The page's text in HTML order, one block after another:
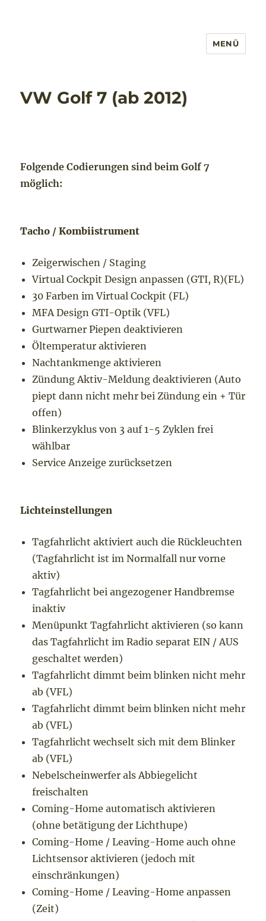
MENÜ
VW Golf 7 (ab 2012)
Folgende Codierungen sind beim Golf 7
möglich:
Tacho / Kombiistrument
Zeigerwischen / Staging
Virtual Cockpit Design anpassen (GTI, R)(FL)
30 Farben im Virtual Cockpit (FL)
MFA Design GTI-Optik (VFL)
Gurtwarner Piepen deaktivieren
Öltemperatur aktivieren
Nachtankmenge aktivieren
Zündung Aktiv-Meldung deaktivieren (Auto
piept dann nicht mehr bei Zündung ein + Tür
offen)
Blinkerzyklus von 3 auf 1-5 Zyklen frei
wählbar
Service Anzeige zurücksetzen
Lichteinstellungen
Tagfahrlicht aktiviert auch die Rückleuchten
(Tagfahrlicht ist im Normalfall nur vorne
aktiv)
Tagfahrlicht bei angezogener Handbremse
inaktiv
Menüpunkt Tagfahrlicht aktivieren (so kann
das Tagfahrlicht im Radio separat EIN / AUS
geschaltet werden)
Tagfahrlicht dimmt beim blinken nicht mehr
ab (VFL)
Tagfahrlicht dimmt beim blinken nicht mehr
ab (VFL)
Tagfahrlicht wechselt sich mit dem Blinker
ab (VFL)
Nebelscheinwerfer als Abbiegelicht
freischalten
Coming-Home automatisch aktivieren
(ohne betätigung der Lichthupe)
Coming-Home / Leaving-Home auch ohne
Lichtsensor aktivieren (jedoch mit
einschränkungen)
Coming-Home / Leaving-Home anpassen
(Zeit)